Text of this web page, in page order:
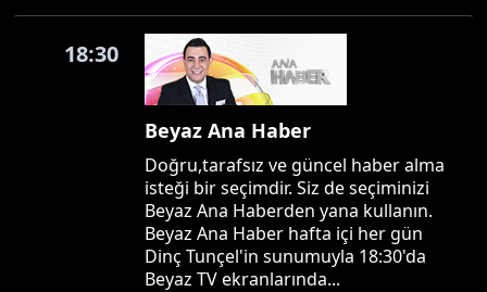
18:30
Beyaz Ana Haber
Doğru,tarafsız ve güncel haber alma
isteği bir seçimdir. Siz de seçiminizi
Beyaz Ana Haberden yana kullanın.
Beyaz Ana Haber hafta içi her gün
Dinç Tunçel'in sunumuyla 18:30'da
Beyaz TV ekranlarında...